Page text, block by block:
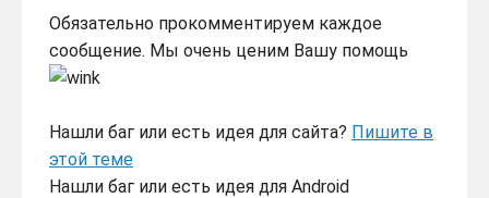
Обязательно прокомментируем каждое
сообщение. Мы очень ценим Вашу помощь
Нашли баг или есть идея для сайта? Пишите в
этой теме
Нашли баг или есть идея для Android